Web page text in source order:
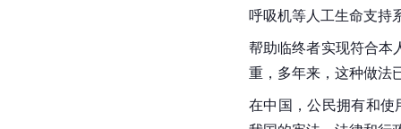
呼吸机等人工生命支持
帮助临终者实现符合本
重，多年来，这种做法
在中国，公民拥有和使